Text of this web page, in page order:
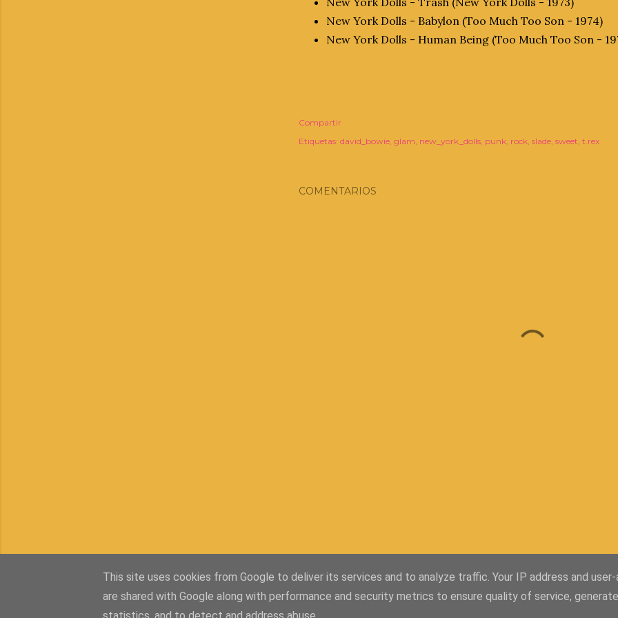
New York Dolls - Babylon (Too Much Too Son - 1974)
New York Dolls - Human Being (Too Much Too Son -
Compartir
Etiquetas: david_bowie glam new_york_dolls punk rock slade sweet t.rex
COMENTARIOS
Con la tecnología de Blogger
This site uses cookies from Google to deliver its services and to analyze traffic. Your IP address and
are shared with Google along with performance and security metrics to ensure quality of service,